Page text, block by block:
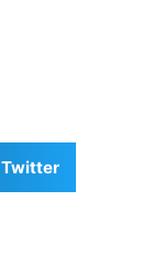
Twitter